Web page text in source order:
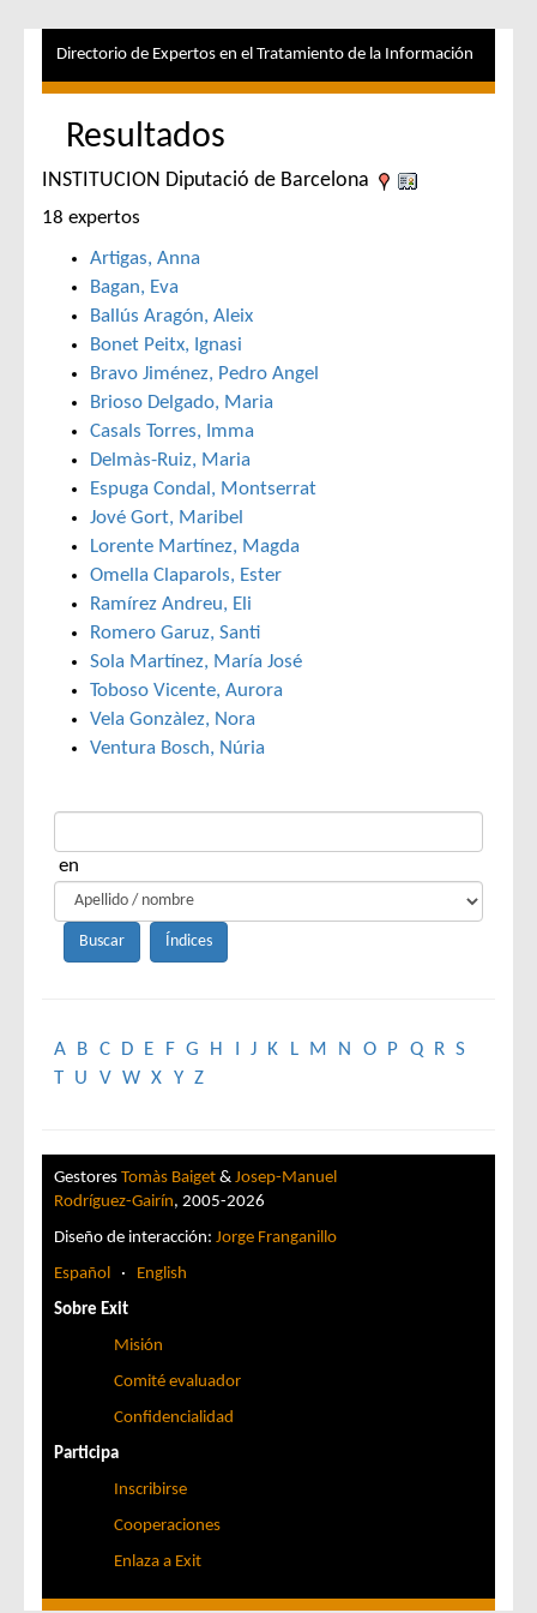
Directorio de Expertos en el Tratamiento de la Información
Resultados
INSTITUCION Diputació de Barcelona
18 expertos
Artigas, Anna
Bagan, Eva
Ballús Aragón, Aleix
Bonet Peitx, Ignasi
Bravo Jiménez, Pedro Angel
Brioso Delgado, Maria
Casals Torres, Imma
Delmàs-Ruiz, Maria
Espuga Condal, Montserrat
Jové Gort, Maribel
Lorente Martínez, Magda
Omella Claparols, Ester
Ramírez Andreu, Eli
Romero Garuz, Santi
Sola Martínez, María José
Toboso Vicente, Aurora
Vela Gonzàlez, Nora
Ventura Bosch, Núria
en
A B C D E F G H J K L M N O P Q R S
T U V W X Y Z
Gestores Tomàs Baiget & Josep-Manuel
Rodríguez-Gairín, 2005-2026
Diseño de interacción: Jorge Franganillo
Español · English
Sobre Exit
Misión
Comité evaluador
Confidencialidad
Participa
Inscribirse
Cooperaciones
Enlaza a Exit